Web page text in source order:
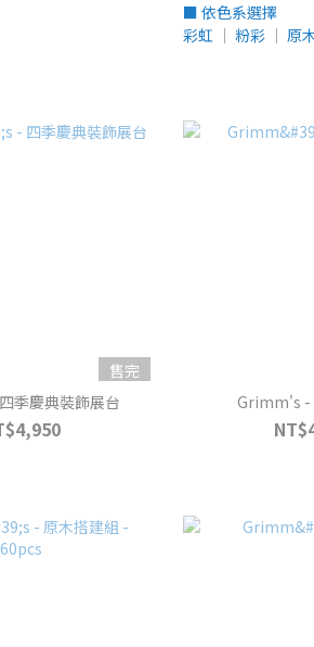
■ 依色系選擇
彩虹 │ 粉彩 │ 原
售完
季慶典裝飾展台
Grimm's -